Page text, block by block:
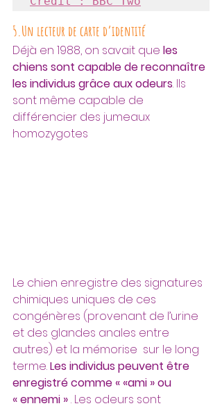
5.Un lecteur de carte d’identité
Déjà en 1988, on savait que les
chiens sont capable de reconnaître
les individus grâce aux odeurs. Ils
sont même capable de
différencier des jumeaux
homozygotes
Le chien enregistre des signatures
chimiques uniques de ces
congénères (provenant de l’urine
et des glandes anales entre
autres) et la mémorise  sur le long
terme. Les individus peuvent être
enregistré comme « «ami » ou
« ennemi » . Les odeurs sont